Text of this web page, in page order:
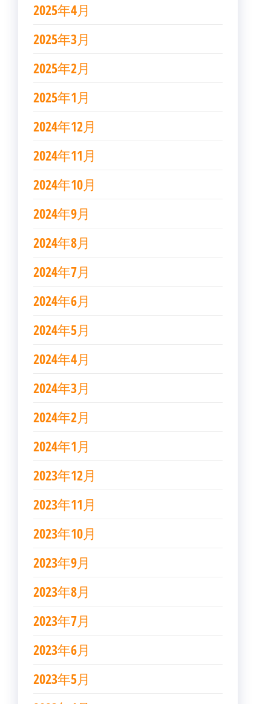
2025年4月
2025年3月
2025年2月
2025年1月
2024年12月
2024年11月
2024年10月
2024年9月
2024年8月
2024年7月
2024年6月
2024年5月
2024年4月
2024年3月
2024年2月
2024年1月
2023年12月
2023年11月
2023年10月
2023年9月
2023年8月
2023年7月
2023年6月
2023年5月